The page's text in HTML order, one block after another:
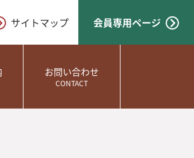
サイトマップ 会員専用ページ
お問い合わせ
CONTACT